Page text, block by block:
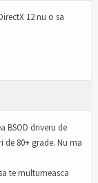
12 nu o sa
BSOD driveru de
de 80+ grade. Nu ma
te multumeasca